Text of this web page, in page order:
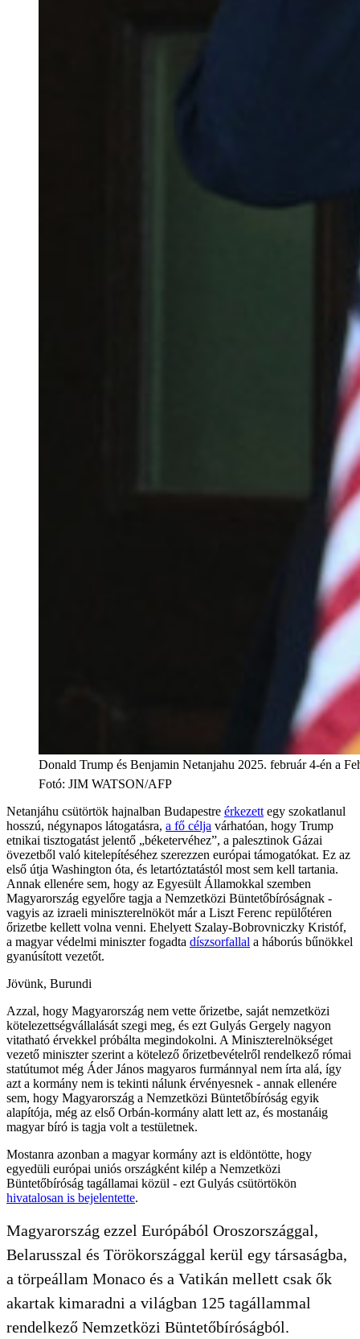
Donald Trump és Benjamin Netanjahu 2025. február 4-én a
Fotó: JIM WATSON/AFP
Netanjáhu csütörtök hajnalban Budapestre érkezett egy szokatlanul
hosszú, négynapos látogatásra, a fő célja várhatóan, hogy Trump
etnikai tisztogatást jelentő „béketervéhez”, a palesztinok Gázai
övezetből való kitelepítéséhez szerezzen európai támogatókat. Ez az
első útja Washington óta, és letartóztatástól most sem kell tartania.
Annak ellenére sem, hogy az Egyesült Államokkal szemben
Magyarország egyelőre tagja a Nemzetközi Büntetőbíróságnak -
vagyis az izraeli miniszterelnököt már a Liszt Ferenc repülőtéren
őrizetbe kellett volna venni. Ehelyett Szalay-Bobrovniczky Kristóf,
a magyar védelmi miniszter fogadta díszsorfallal a háborús bűnökkel
gyanúsított vezetőt.
Jövünk, Burundi
Azzal, hogy Magyarország nem vette őrizetbe, saját nemzetközi
kötelezettségvállalását szegi meg, és ezt Gulyás Gergely nagyon
vitatható érvekkel próbálta megindokolni. A Miniszterelnökséget
vezető miniszter szerint a kötelező őrizetbevételről rendelkező római
statútumot még Áder János magyaros furmánnyal nem írta alá, így
azt a kormány nem is tekinti nálunk érvényesnek - annak ellenére
sem, hogy Magyarország a Nemzetközi Büntetőbíróság egyik
alapítója, még az első Orbán-kormány alatt lett az, és mostanáig
magyar bíró is tagja volt a testületnek.
Mostanra azonban a magyar kormány azt is eldöntötte, hogy
egyedüli európai uniós országként kilép a Nemzetközi
Büntetőbíróság tagállamai közül - ezt Gulyás csütörtökön
hivatalosan is bejelentette.
Magyarország ezzel Európából Oroszországgal,
Belarusszal és Törökországgal kerül egy társaságba,
a törpeállam Monaco és a Vatikán mellett csak ők
akartak kimaradni a világban 125 tagállammal
rendelkező Nemzetközi Büntetőbíróságból.